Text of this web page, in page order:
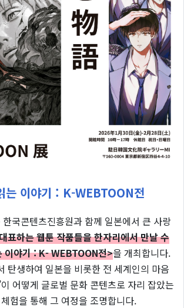
는 이야기 : K-WEBTOON전
국콘텐츠진흥원과 함께 일본에서 큰 사랑
표하는 웹툰 작품들을 한자리에서 만날 수
이야기 : K- WEBTOON전>을 개최합니다.
탄생하여 일본을 비롯한 전 세계인의 마음
이 어떻게 글로벌 문화 콘텐츠로 자리 잡았는
험을 통해 그 여정을 조명합니다.